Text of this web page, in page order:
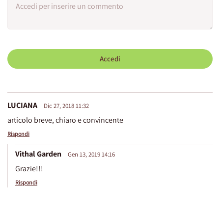
Accedi
LUCIANA Dic 27, 2018 11:32
articolo breve, chiaro e convincente
Rispondi
Vithal Garden Gen 13, 2019 14:16
Grazie!!!
Rispondi